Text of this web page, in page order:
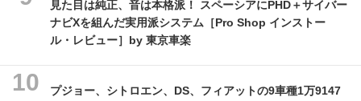
見た目は純正、音は本格派！ スペーシアにPHD＋サイバー
ナビXを組んだ実用派システム［Pro Shop インストー
ル・レビュー］by 東京車楽
プジョー、シトロエン、DS、フィアットの9車種1万9147